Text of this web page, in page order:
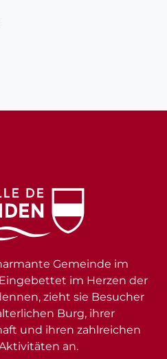
Gemeinde im
im Herzen der
zieht sie Besucher
Burg, ihrer
und ihren zahlreichen
an.